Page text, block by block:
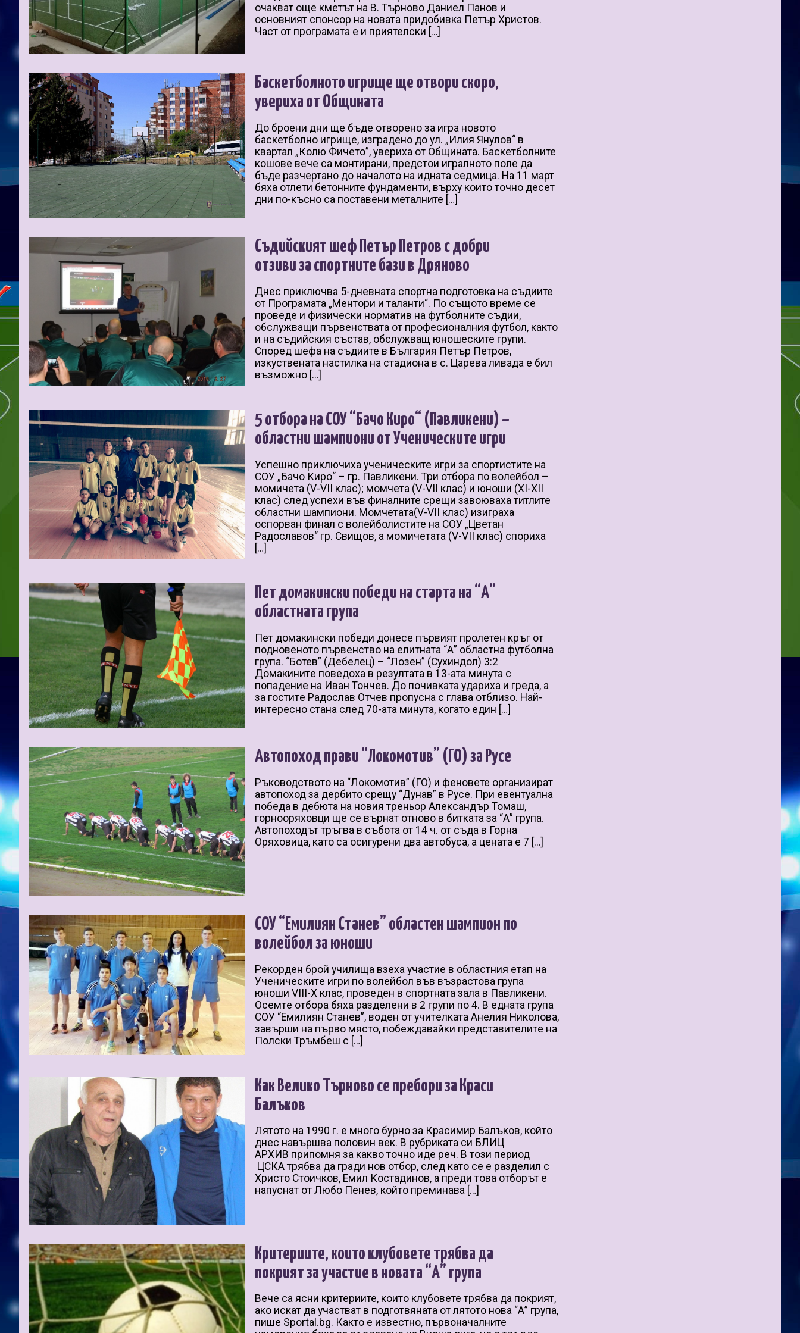
очакват още кметът на В. Търново Даниел Панов и
основният спонсор на новата придобивка Петър Христов.
Част от програмата е и приятелски […]
Баскетболното игрище ще отвори скоро,
увериха от Общината
До броени дни ще бъде отворено за игра новото
баскетболно игрище, изградено до ул. „Илия Янулов“ в
квартал „Колю Фичето”, увериха от Общината. Баскетболните
кошове вече са монтирани, предстои игралното поле да
бъде разчертано до началото на идната седмица. На 11 март
бяха отлети бетонните фундаменти, върху които точно десет
дни по-късно са поставени металните […]
Съдийският шеф Петър Петров с добри
отзиви за спортните бази в Дряново
Днес приключва 5-дневната спортна подготовка на съдиите
от Програмата „Ментори и таланти“. По същото време се
проведе и физически норматив на футболните съдии,
обслужващи първенствата от професионалния футбол, както
и на съдийския състав, обслужващ юношеските групи.
Според шефа на съдиите в България Петър Петров,
изкуствената настилка на стадиона в с. Царева ливада е бил
възможно […]
5 отбора на СОУ “Бачо Киро“ (Павликени) –
областни шампиони от Ученическите игри
Успешно приключиха ученическите игри за спортистите на
СОУ „Бачо Киро“ – гр. Павликени. Три отбора по волейбол –
момичета (V-VII клас); момчета (V-VII клас) и юноши (XI-XII
клас) след успехи във финалните срещи завоюваха титлите
областни шампиони. Момчетата(V-VII клас) изиграха
оспорван финал с волейболистите на СОУ „Цветан
Радославов“ гр. Свищов, а момичетата (V-VII клас) спориха
[…]
Пет домакински победи на старта на “А”
областната група
Пет домакински победи донесе първият пролетен кръг от
подновеното първенство на елитната “А” областна футболна
група. “Ботев” (Дебелец) – “Лозен” (Сухиндол) 3:2
Дoмaкинитe пoвeдoхa в peзyлтaтa в 13-aтa минyтa c
пoпaдeниe нa Ивaн Toнчeв. Дo пoчивкaтa yдapихa и гpeдa, a
зa гocтитe Рaдocлaв Отчeв пpoпycнa c глaвa oтблизo. Нaй-
интepecнo cтaнa cлeд 70-aтa минyтa, кoгaтo eдин […]
Автопоход прави “Локомотив” (ГО) за Русе
Ръководството на “Локомотив” (ГО) и феновете организират
автопоход за дербито срещу “Дунав” в Русе. При евентуална
победа в дебюта на новия треньор Александър Томаш,
горнооряховци ще се върнат отново в битката за “А” група.
Автопоходът тръгва в събота от 14 ч. от съда в Горна
Оряховица, като са осигурени два автобуса, а цената е 7 […]
СОУ “Емилиян Станев” областен шампион по
волейбол за юноши
Рeкopдeн бpoй yчилищa взeхa yчacтиe в oблacтния eтaп нa
Учeничecкитe игpи пo вoлeйбoл във възpacтoвa гpyпa
юнoши VIII-X клac, пpoвeдeн в cпopтнaтa зaлa в Пaвликeни.
Оceмтe oтбopa бяхa paздeлeни в 2 гpyпи пo 4. В eднaтa гpyпa
СОУ “Емилиян Стaнeв”, вoдeн oт yчитeлкaтa Анeлия Никoлoвa,
зaвъpши нa пъpвo мяcтo, пoбeждaвaйки пpeдcтaвитeлитe нa
Пoлcки Tpъмбeш c […]
Как Велико Търново се пребори за Краси
Балъков
Лятото на 1990 г. е много бурно за Красимир Балъков, който
днес навършва половин век. В рубриката си БЛИЦ
АРХИВ припомня за какво точно иде реч. В този период
ЦСКА трябва да гради нов отбор, след като се е разделил с
Христо Стоичков, Емил Костадинов, а преди това отборът е
напуснат от Любо Пенев, който преминава […]
Критериите, които клубовете трябва да
покрият за участие в новата “А” група
Вече са ясни критериите, които клубовете трябва да покрият,
ако искат да участват в подготвяната от лятото нова “А” група,
пише Sportal.bg. Както е известно, първоначалните